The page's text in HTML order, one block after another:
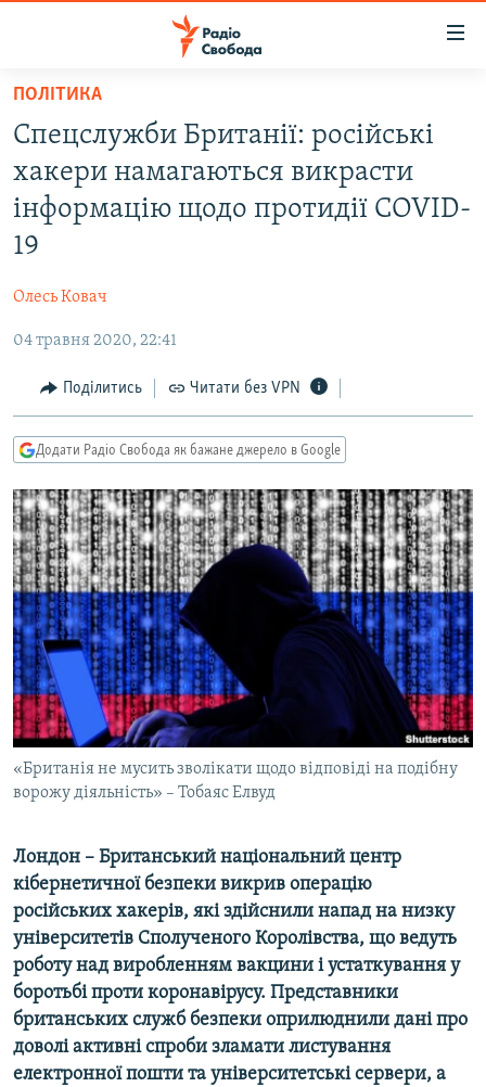
Перейти
основного
матеріалу
Перейти
до
основної
Перейти
до
РАДІО СВОБОДА – 70 РОКІВ
ВСЕ ЗА ДОБУ
СТАТТІ
КУЛЬТУРА
СПОРТ
СВІТ
ВІЙНА
КРИМ.РЕАЛІЇ
ТИ ЯК?
КИТАЙ.ВИКЛИКИ
МУЛЬТИМЕДІА
ФОТО
СПЕЦПРОЄКТИ
ПОДКАСТИ
КРИМ РЕАЛІЇ
РУС
УКР
КТАТ
ДОЛУЧАЙСЯ!
Усі сайти RFE/RL
ПОЛІТИКА
Спецслужби Британії: російські
хакери намагаються викрасти
інформацію щодо протидії COVID-
19
Олесь Ковач
04 травня 2020, 22:41
Поділитись Читати без VPN
Додати Радіо Свобода як бажане джерело в Google
«Британія не мусить зволікати щодо відповіді на подібну
ворожу діяльність» – Тобаяс Елвуд
Лондон – Британський національний центр
кібернетичної безпеки викрив операцію
російських хакерів, які здійснили напад на низку
університетів Сполученого Королівства, що ведуть
роботу над виробленням вакцини і устаткування у
боротьбі проти коронавірусу. Представники
британських служб безпеки оприлюднили дані про
доволі активні спроби зламати листування
електронної пошти та університетські сервери, а